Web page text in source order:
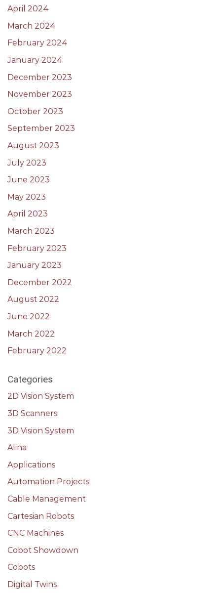
April 2024
March 2024
February 2024
January 2024
December 2023
November 2023
October 2023
September 2023
August 2023
July 2023
June 2023
May 2023
April 2023
March 2023
February 2023
January 2023
December 2022
August 2022
June 2022
March 2022
February 2022
Categories
2D Vision System
3D Scanners
3D Vision System
Alina
Applications
Automation Projects
Cable Management
Cartesian Robots
CNC Machines
Cobot Showdown
Cobots
Digital Twins